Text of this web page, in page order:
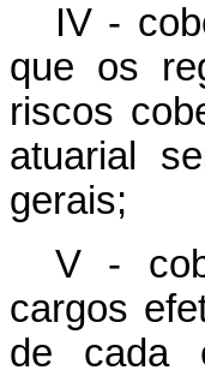
IV -
que os
riscos
atuarial
gerais;
V -
cargos
de cada